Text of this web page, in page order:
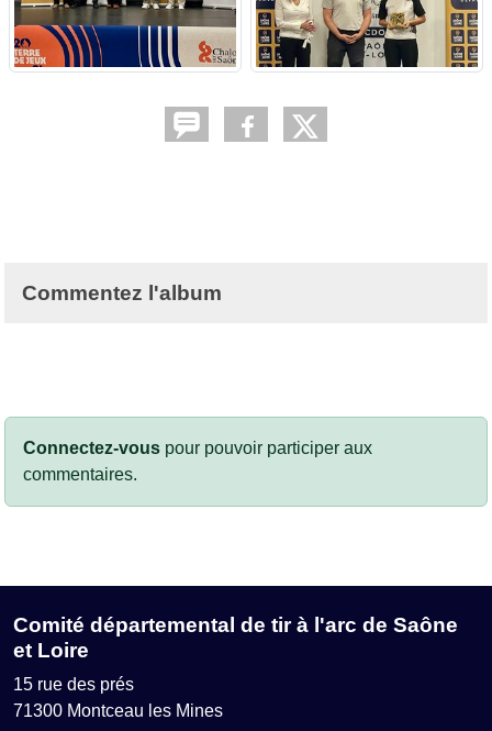
Commentez l'album
Connectez-vous pour pouvoir participer aux
commentaires.
Comité départemental de tir à l'arc de Saône
et Loire
15 rue des prés
71300 Montceau les Mines